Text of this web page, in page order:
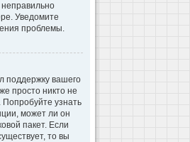
Уведомите
проблемы.
поддержку вашего
просто никто не
узнать
может ли он
пакет. Если
то вы